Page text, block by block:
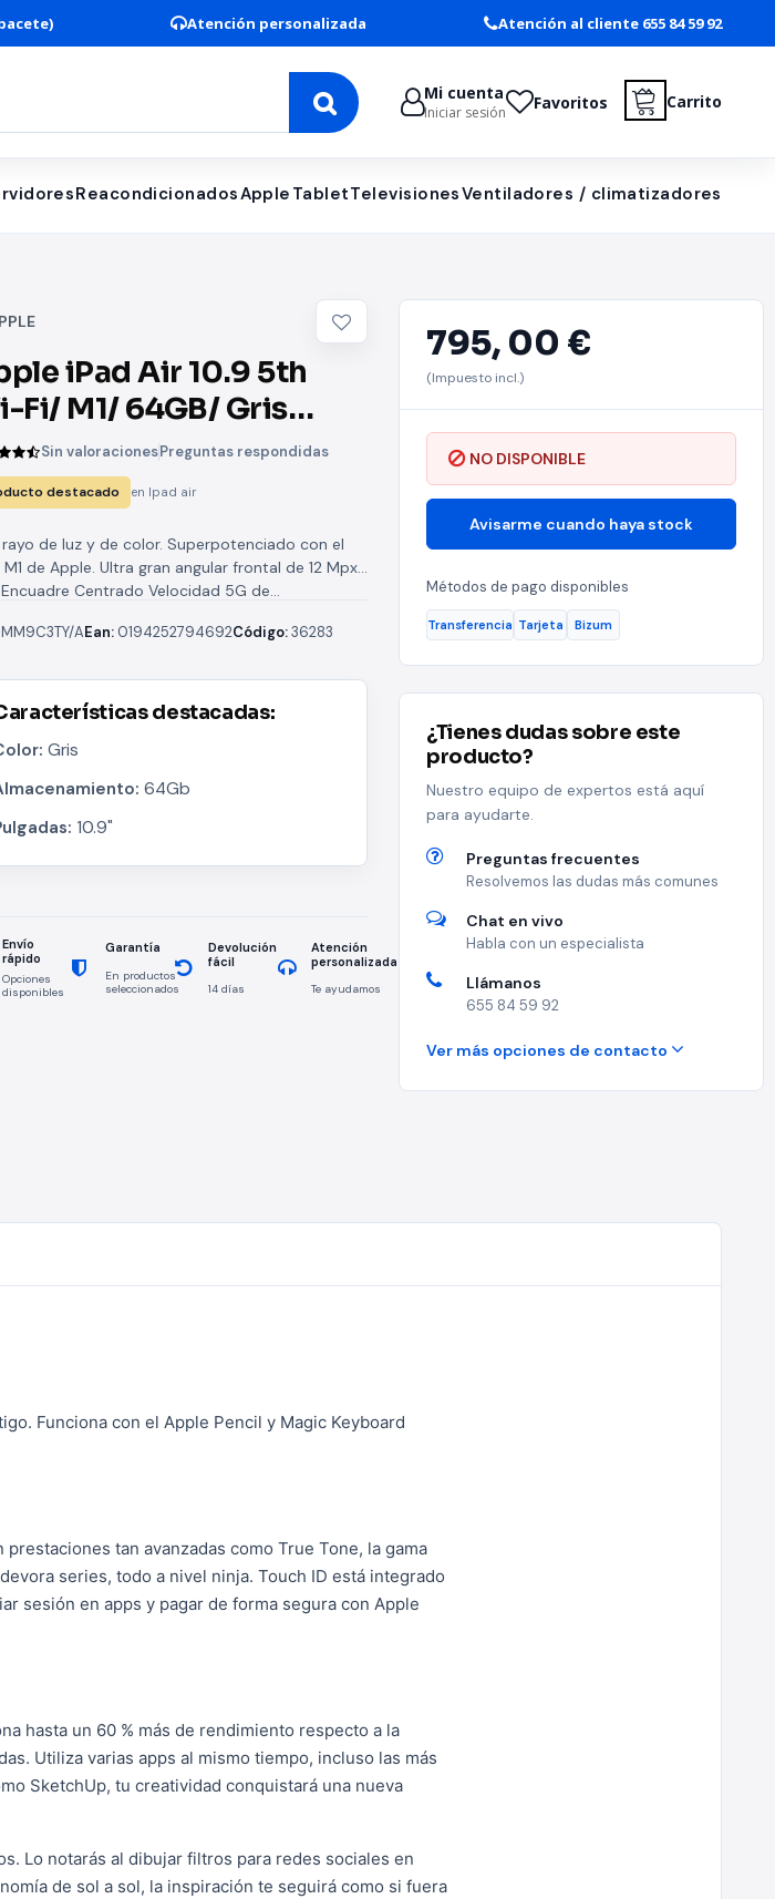
Atención personalizada Atención al cliente 655 84 59 92
Mi cuenta
Iniciar sesión Favoritos Carrito
ReacondicionadosApple TabletTelevisionesVentiladores / climatizadores
iPad Air 10.9 5th
Fi/ M1/ 64GB/ Gris
Sin valoracionesPreguntas respondidas
destacado en Ipad air
rayo de luz y de color. Superpotenciado con el
de Apple. Ultra gran angular frontal de 12 Mpx
Centrado Velocidad 5G de...
MM9C3TY/AEan: 0194252794692Código:36283
destacadas:
Gris
64Gb
10.9"
Envío
rápido
Opciones
disponibles
Garantía
En productos
seleccionados
Devolución
fácil
14 días
Atención
personalizada
Te ayudamos
795, 00 €
(Impuesto incl.)
NO DISPONIBLE
Avisarme cuando haya stock
Métodos de pago disponibles
Transferencia Tarjeta Bizum
¿Tienes dudas sobre este
producto?
Nuestro equipo de expertos está aquí
para ayudarte.
Preguntas frecuentes
Resolvemos las dudas más comunes
Chat en vivo
Habla con un especialista
Llámanos
655 84 59 92
Ver más opciones de contacto
Funciona con el Apple Pencil y Magic Keyboard
tan avanzadas como True Tone, la gama
series, todo a nivel ninja. Touch ID está integrado
sesión en apps y pagar de forma segura con Apple
hasta un 60 % más de rendimiento respecto a la
Utiliza varias apps al mismo tiempo, incluso las más
SketchUp, tu creatividad conquistará una nueva
Lo notarás al dibujar filtros para redes sociales en
de sol a sol, la inspiración te seguirá como si fuera